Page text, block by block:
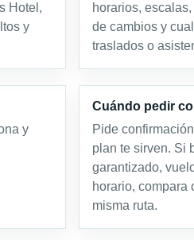
Hotel,
y
horarios,
de cambios y
traslados o
y
Cuándo pedir
Pide
plan te sirven. Si
garantizado,
horario, compara
misma ruta.